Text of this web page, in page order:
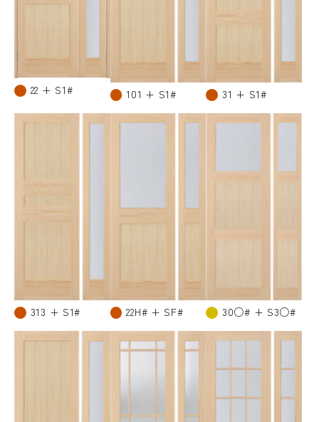
22 + S1# 101 + S1# 31 + S1#
313 + S1# 22H# + SF# 30○# + S3○#